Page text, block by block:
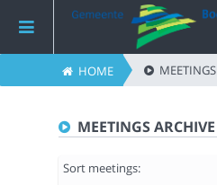
Home
Meetings
HOME MEETINGS
MEETINGS ARCHIVE
Sort meetings: